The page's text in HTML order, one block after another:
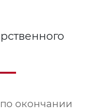
окончании